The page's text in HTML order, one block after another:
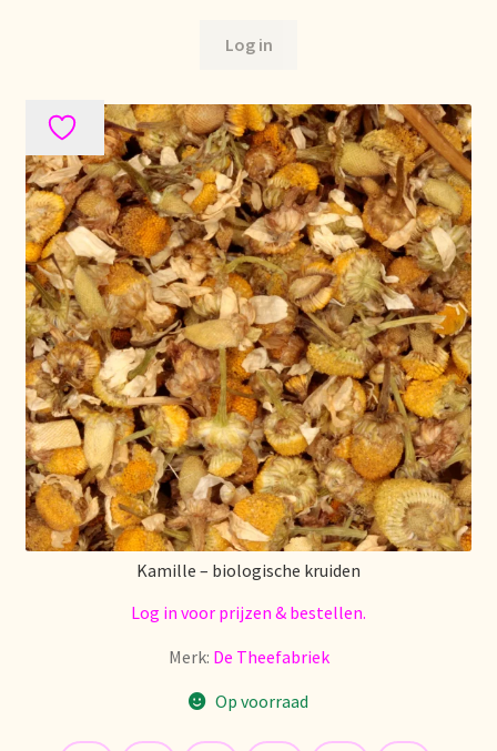
Privacyverklaring
Product range
Questions relatives aux stocks
Retouren en garantie
Retours et garantie
Returns and warranty
Rücksendungen und Garantie
Sécurité alimentaire
Seguridad alimentaria
Shipping and delivery
Log in
Kamille – biologische kruiden
Log in voor prijzen & bestellen.
Merk: De Theefabriek
Op voorraad